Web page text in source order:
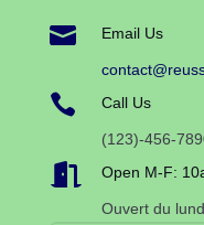
 Email Us
 Call Us
(123)-456-
 Open M-F:
Ouvert du